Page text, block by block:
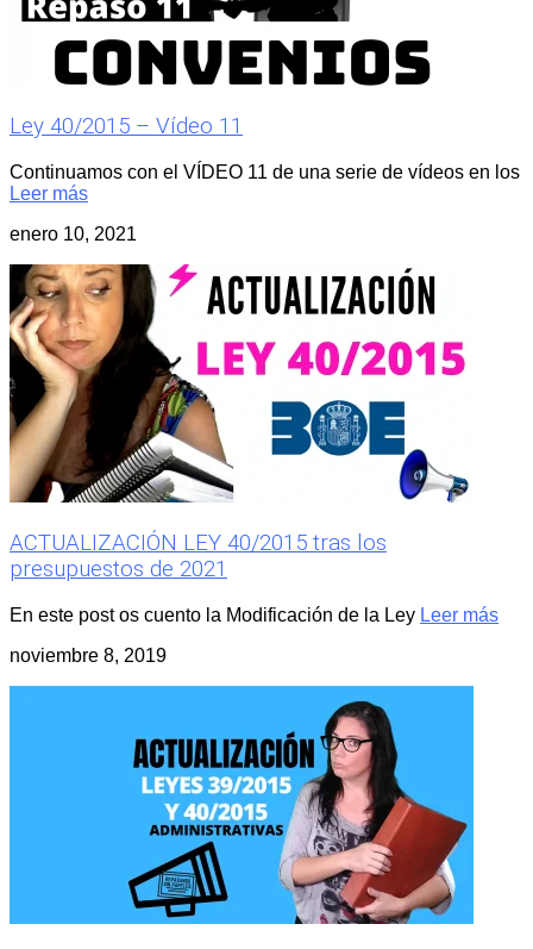
Ley 40/2015 – Vídeo 11
Continuamos con el VÍDEO 11 de una serie de vídeos en los
Leer más
enero 10, 2021
ACTUALIZACIÓN LEY 40/2015 tras los
presupuestos de 2021
En este post os cuento la Modificación de la Ley Leer más
noviembre 8, 2019